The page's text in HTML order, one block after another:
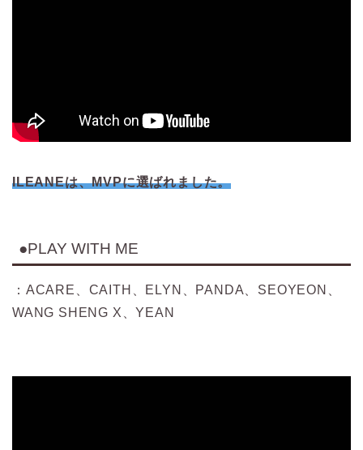
ILEANEは、MVPに選ばれました。
●PLAY WITH ME
：ACARE、CAITH、ELYN、PANDA、SEOYEON、
WANG SHENG X、YEAN